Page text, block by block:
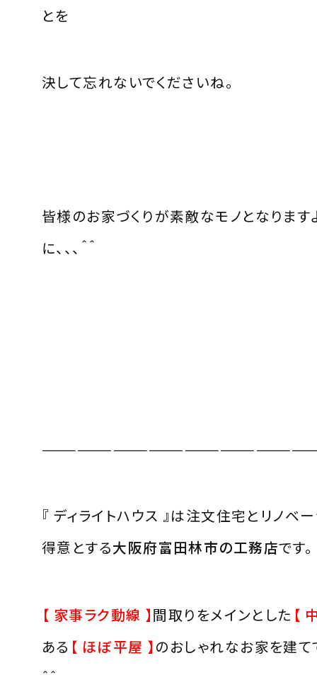
とを
決して忘れないでくださいね。
皆様のお家づくりが素敵なモノとなります
に、、、＾＾
『 ディライトハウス 』は注文住宅とリノベ
得意とする大阪府富田林市の工務店です。
【 家事ラク動線 】間取りをメインとした 【
ある 【 ほぼ平屋 】 のおしゃれなお家を建て
＾＾